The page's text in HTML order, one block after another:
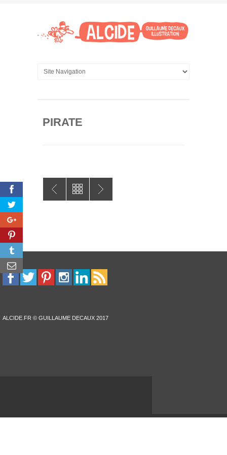
PIRATE
ALCIDE.FR © GUILLAUME DECAUX 2017